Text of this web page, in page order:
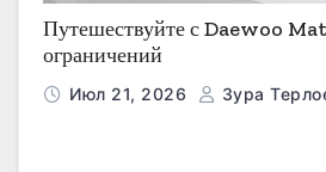
Путешествуйте с Daewoo
ограничений
Июл 21, 2026 Зура